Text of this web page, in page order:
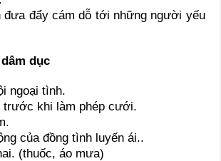
đẩy cám dỗ tới những người yếu
dục
tình.
khi làm phép cưới.
đồng tình luyến ái..
áo mưa)